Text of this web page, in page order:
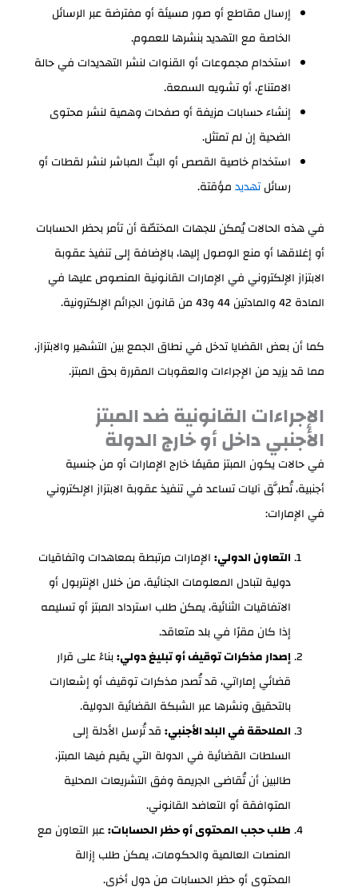
إرسال مقاطع أو صور مسيئة أو مفترضة عبر الرسائل
الخاصة مع التهديد بنشرها للعموم.
استخدام مجموعات أو القنوات لنشر التهديدات في حالة
الامتناع، أو تشويه السمعة.
إنشاء حسابات مزيفة أو صفحات وهمية لنشر محتوى
الضحية إن لم تمتثل.
استخدام خاصية القصص أو البثّ المباشر لنشر لقطات أو
رسائلتهديدمؤقتة.
في هذه الحالات يُمكن للجهات المختصّة أن تأمر بحظر الحسابات
أو إغلاقها أو منع الوصول إليها، بالإضافة إلى تنفيذ عقوبة
الابتزاز الإلكتروني في الإمارات القانونية المنصوص عليها في
المادة 42 والمادتين 44 و43 من قانون الجرائم الإلكترونية.
كما أن بعض القضايا تدخل في نطاق الجمع بين التشهير والابتزاز،
مما قد يزيد من الإجراءات والعقوبات المقررة بحق المبتز.
الإجراءات القانونية ضد المبتز
الأجنبي داخل أو خارج الدولة
في حالات يكون المبتز مقيمًا خارج الإمارات أو من جنسية
أجنبية، تُطبَّق آليات تساعد في تنفيذ عقوبة الابتزاز الإلكتروني
في الإمارات:
التعاون الدولي:الإمارات مرتبطة بمعاهدات واتفاقيات
دولية لتبادل المعلومات الجنائية، من خلال الإنتربول أو
الاتفاقيات الثنائية، يمكن طلب استرداد المبتز أو تسليمه
إذا كان مقرًا في بلد متعاقد.
إصدار مذكرات توقيف أو تبليغ دولي:بناءً على قرار
قضائي إماراتي، قد تُصدر مذكرات توقيف أو إشعارات
بالتحقيق ونشرها عبر الشبكة القضائية الدولية.
الملاحقة في البلد الأجنبي:قد تُرسل الأدلة إلى
السلطات القضائية في الدولة التي يقيم فيها المبتز،
طالبين أن تُقاضى الجريمة وفق التشريعات المحلية
المتوافقة أو التعاضد القانوني.
طلب حجب المحتوى أو حظر الحسابات:عبر التعاون مع
المنصات العالمية والحكومات، يمكن طلب إزالة
المحتوى أو حظر الحسابات من دول أخرى.